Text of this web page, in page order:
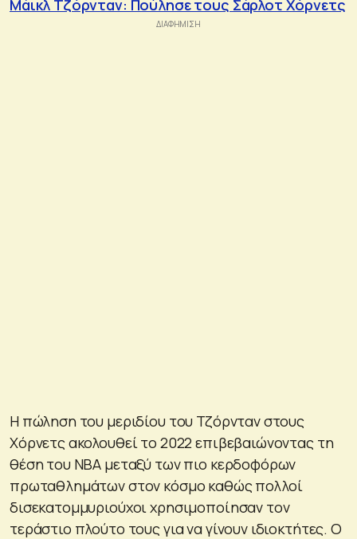
Μάικλ Τζόρνταν: Πούλησε τους Σάρλοτ Χόρνετς
Η πώληση του μεριδίου του Τζόρνταν στους
Χόρνετς ακολουθεί το 2022 επιβεβαιώνοντας τη
θέση του NBA μεταξύ των πιο κερδοφόρων
πρωταθλημάτων στον κόσμο καθώς πολλοί
δισεκατομμυριούχοι χρησιμοποίησαν τον
τεράστιο πλούτο τους για να γίνουν ιδιοκτήτες. Ο